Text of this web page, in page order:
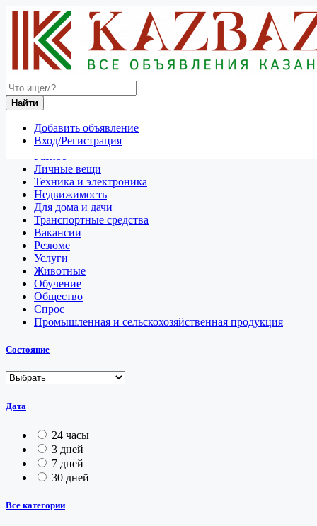
Найти
Добавить объявление
Вход/Регистрация
Россия
Для дома и дачи
Отдам даром
Личные вещи
Техника и электроника
Недвижимость
Для дома и дачи
Транспортные средства
Вакансии
Резюме
Услуги
Животные
Обучение
Общество
Спрос
Промышленная и сельскохозяйственная продукция
Состояние
Дата
24 часы
3 дней
7 дней
30 дней
Все категории